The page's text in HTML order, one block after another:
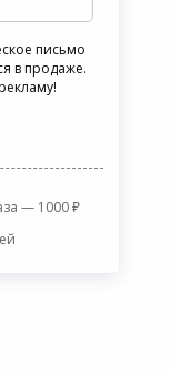
письмо
в продаже.
— 1000 ₽